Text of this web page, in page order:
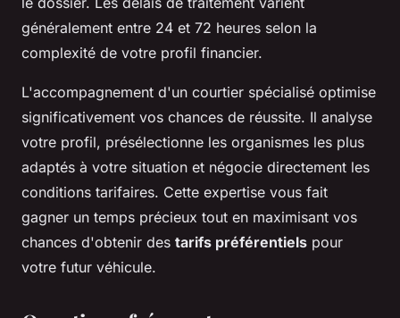
généralement entre 24 et 72 heures selon la
complexité de votre profil financier.
L'accompagnement d'un courtier spécialisé optimise
significativement vos chances de réussite. Il analyse
votre profil, présélectionne les organismes les plus
adaptés à votre situation et négocie directement les
conditions tarifaires. Cette expertise vous fait
gagner un temps précieux tout en maximisant vos
chances d'obtenir des tarifs préférentiels pour
votre futur véhicule.